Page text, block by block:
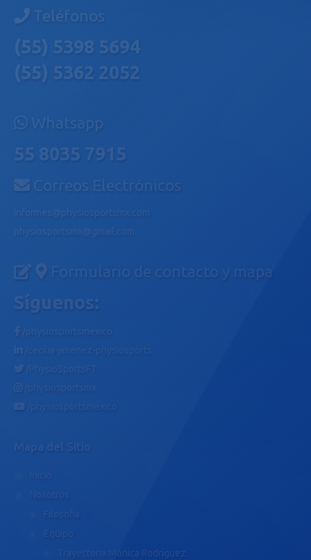
Teléfonos
(55) 5398 5694
(55) 5362 2052
Whatsapp
55 8035 7915
Correos Electrónicos
informes@physiosportsmx.com
physiosportsmx@gmail.com
Formulario de contacto y mapa
Síguenos:
/physiosportsmexico
/cecilia-jimenez-physiosports
/PhysioSportsFT
/physiosportsmx
/physiosportsmexico
Mapa del Sitio
Nosotros
Filosofía
Equipo
Trayectoria Mónica Rodríguez